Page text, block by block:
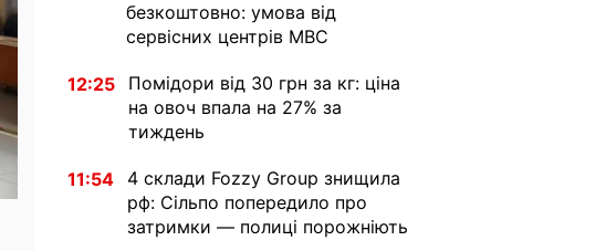
безкоштовно: умова від
сервісних центрів МВС
12:25
Помідори від 30 грн за кг: ціна
на овоч впала на 27% за
тиждень
11:54
4 склади Fozzy Group знищила
рф: Сільпо попередило про
затримки — полиці порожніють